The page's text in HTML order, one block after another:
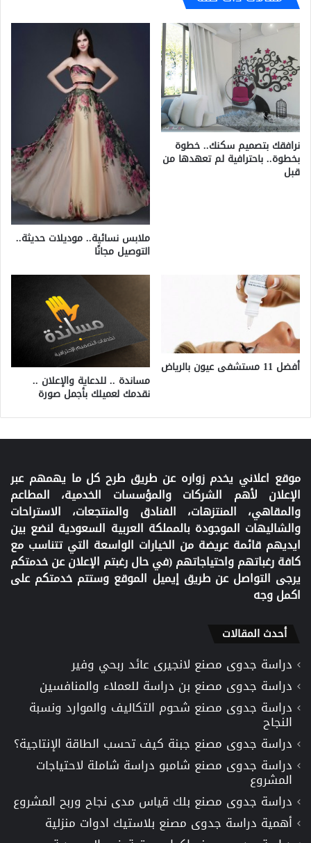
نرافقك بتصميم سكنك.. خطوة
بخطوة.. باحترافية لم تعهدها من
قبل
ملابس نسائية.. موديلات حديثة..
التوصيل مجانًا
أفضل 11 مستشفى عيون بالرياض
مساندة .. للدعاية والإعلان ..
نقدمك لعميلك بأجمل صورة
موقع اعلاني يخدم زواره عن طريق طرح كل ما يهمهم عبر
الإعلان لأهم الشركات والمؤسسات الخدمية، المطاعم
والمقاهي، المنتزهات، الفنادق والمنتجعات، الاستراحات
والشاليهات الموجودة بالمملكة العربية السعودية لنضع بين
ايديهم قائمة عريضة من الخيارات الواسعة التي تتناسب مع
كافة رغباتهم واحتياجاتهم (في حال رغبتم الإعلان عن خدمتكم
يرجى التواصل عن طريق إيميل الموقع وستتم خدمتكم على
اكمل وجه
أحدث المقالات
دراسة جدوى مصنع لانجيرى عائد ربحي وفير
دراسة جدوى مصنع بن دراسة للعملاء والمنافسين
دراسة جدوى مصنع شحوم التكاليف والموارد ونسبة
النجاح
دراسة جدوى مصنع جبنة كيف تحسب الطاقة الإنتاجية؟
دراسة جدوى مصنع شامبو دراسة شاملة لاحتياجات
المشروع
دراسة جدوى مصنع بلك قياس مدى نجاح وربح المشروع
أهمية دراسة جدوى مصنع بلاستيك ادوات منزلية